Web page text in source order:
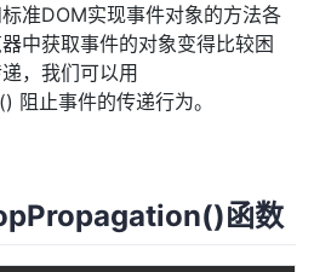
准DOM实现事件对象的方法各
中获取事件的对象变得比较困
，我们可以用
止事件的传递行为。
函数